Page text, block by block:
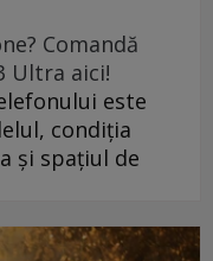
Comandă
Ultra aici!
este
condiția
și spațiul de